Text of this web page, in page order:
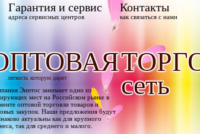
Гарантия и сервис
адреса сервисных центров
Контакты
как связаться с нами
легкость которую дарят
Энитос занимает одно из
мест на Российском рынке в
оптовой торговли товаров и
закупок. Наши предложения будут
актуальны как для крупного
так для среднего и малого.
сеть